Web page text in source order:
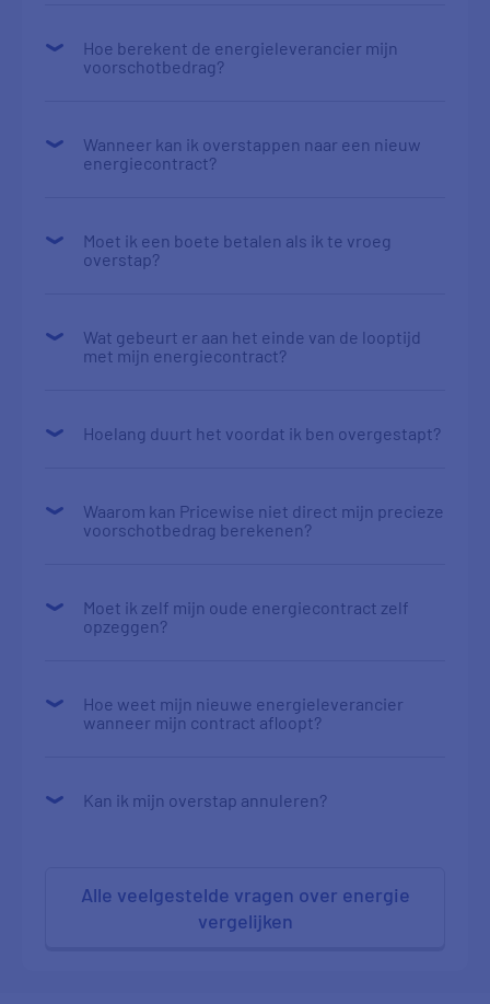
Hoe berekent de energieleverancier mijn
voorschotbedrag?
Wanneer kan ik overstappen naar een nieuw
energiecontract?
Moet ik een boete betalen als ik te vroeg
overstap?
Wat gebeurt er aan het einde van de looptijd
met mijn energiecontract?
Hoelang duurt het voordat ik ben overgestapt?
Waarom kan Pricewise niet direct mijn precieze
voorschotbedrag berekenen?
Moet ik zelf mijn oude energiecontract zelf
opzeggen?
Hoe weet mijn nieuwe energieleverancier
wanneer mijn contract afloopt?
Kan ik mijn overstap annuleren?
Alle veelgestelde vragen over energie
vergelijken